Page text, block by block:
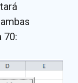
70: